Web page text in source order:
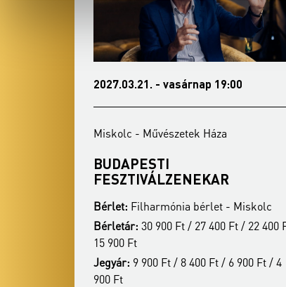
2027.03.21. - vasárnap 19:00
Miskolc - Művészetek Háza
BUDAPESTI
FESZTIVÁLZENEKAR
Bérlet: Filharmónia bérlet - Miskolc
Bérletár: 30 900 Ft / 27 400 Ft / 22 400
15 900 Ft
Jegyár: 9 900 Ft / 8 400 Ft / 6 900 Ft / 4
900 Ft